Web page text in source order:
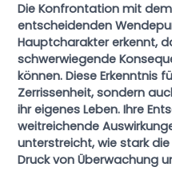
Die Konfrontation mit
entscheidenden
Hauptcharakter erkennt,
schwerwiegende
können. Diese Erkenntnis
Zerrissenheit, sondern
ihr eigenes Leben. Ihre
weitreichende
unterstreicht, wie stark
Druck von Überwachung